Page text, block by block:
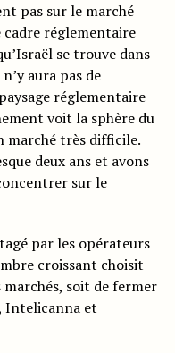
pas sur le marché
réglementaire
se trouve dans
aura pas de
réglementaire
voit la sphère du
marché très difficile.
deux ans et avons
sur le
par les opérateurs
croissant choisit
soit de fermer
Intelicanna et